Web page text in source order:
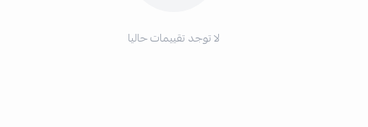
لا توجد تقييمات حاليا